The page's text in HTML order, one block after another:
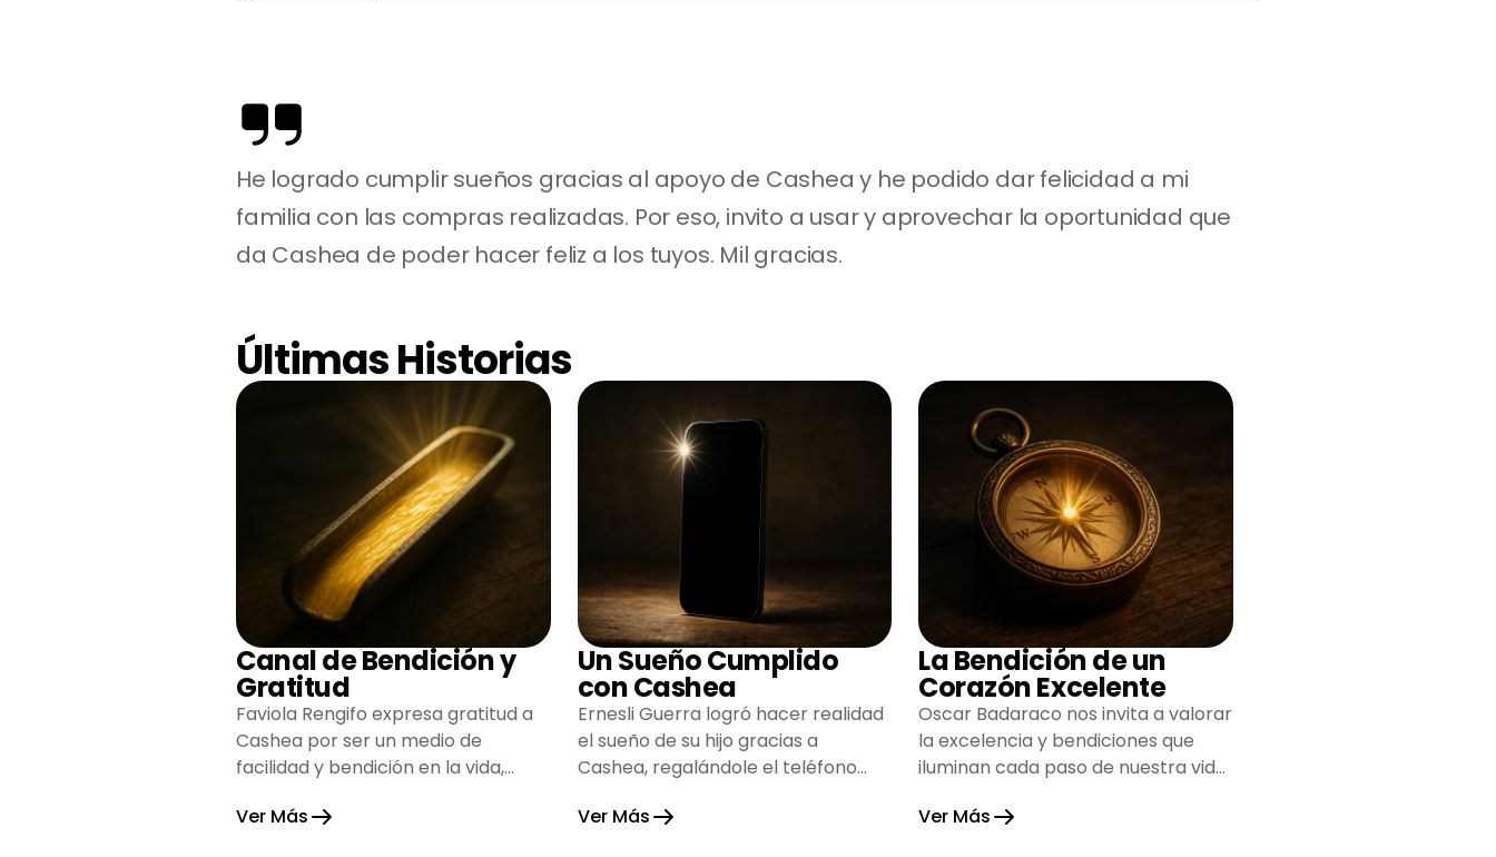
He logrado cumplir sueños gracias al apoyo de Cashea y he podido dar felicidad a mi
familia con las compras realizadas. Por eso, invito a usar y aprovechar la oportunidad que
da Cashea de poder hacer feliz a los tuyos. Mil gracias.
Últimas Historias
Canal de Bendición y
Gratitud
Faviola Rengifo expresa gratitud a
Cashea por ser un medio de
facilidad y bendición en la vida,
esperanza.
Ver Más
Un Sueño Cumplido
con Cashea
Ernesli Guerra logró hacer realidad
el sueño de su hijo gracias a
Cashea, regalándole el teléfono
alegría su hogar.
Ver Más
La Bendición de un
Corazón Excelente
Oscar Badaraco nos invita a valorar
la excelencia y bendiciones que
iluminan cada paso de nuestra vida,
gratitud y fortaleza.
Ver Más